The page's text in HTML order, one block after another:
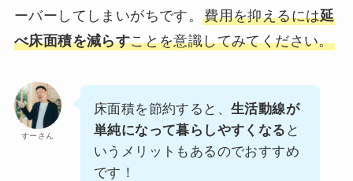
ーバーしてしまいがちです。費用を抑えるには延
べ床面積を減らすことを意識してみてください。
すーさん
床面積を節約すると、 生活動線が
単純になって暮らしやすくなる と
いうメリットもあるのでおすすめ
です！